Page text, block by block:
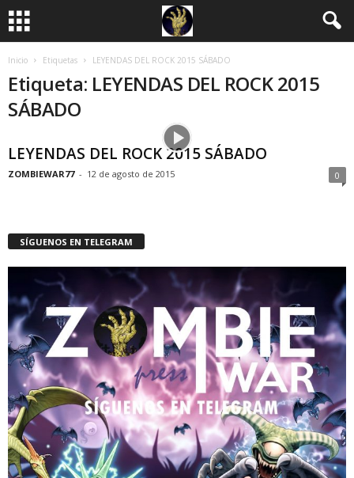
Inicio Etiquetas LEYENDAS DEL ROCK 2015 SÁBADO
Etiqueta: LEYENDAS DEL ROCK 2015
SÁBADO
LEYENDAS DEL ROCK 2015 SÁBADO
ZOMBIEWAR77 - 12 de agosto de 2015 0
SÍGUENOS EN TELEGRAM